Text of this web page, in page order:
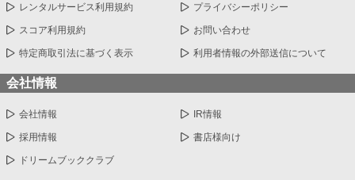
レンタルサービス利用規約 プライバシーポリシー
スコア利用規約 お問い合わせ
特定商取引法に基づく表示 利用者情報の外部送信について
会社情報
会社情報 IR情報
採用情報 書店様向け
ドリームブッククラブ